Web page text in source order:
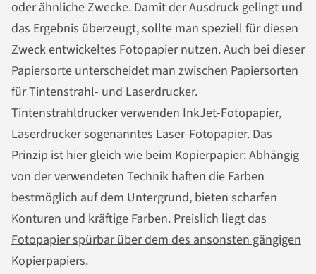
oder ähnliche Zwecke. Damit der Ausdruck gelingt und
das Ergebnis überzeugt, sollte man speziell für diesen
Zweck entwickeltes Fotopapier nutzen. Auch bei dieser
Papiersorte unterscheidet man zwischen Papiersorten
für Tintenstrahl- und Laserdrucker.
Tintenstrahldrucker verwenden InkJet-Fotopapier,
Laserdrucker sogenanntes Laser-Fotopapier. Das
Prinzip ist hier gleich wie beim Kopierpapier: Abhängig
von der verwendeten Technik haften die Farben
bestmöglich auf dem Untergrund, bieten scharfen
Konturen und kräftige Farben. Preislich liegt das
Fotopapier spürbar über dem des ansonsten gängigen
Kopierpapiers.